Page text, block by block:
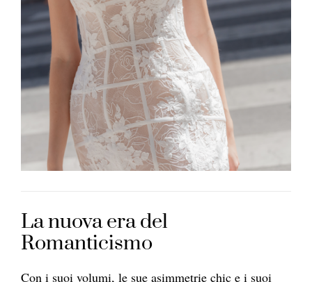
La nuova era del
Romanticismo
Con i suoi volumi, le sue asimmetrie chic e i suoi